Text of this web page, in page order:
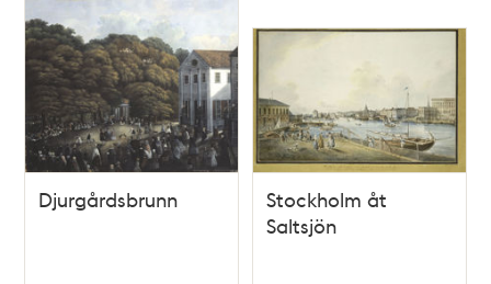
Djurgårdsbrunn
Stockholm åt
Saltsjön